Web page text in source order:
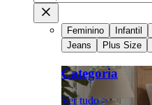
Feminino Infantil
Jeans
Plus Size
Categoria
Ver tudo >